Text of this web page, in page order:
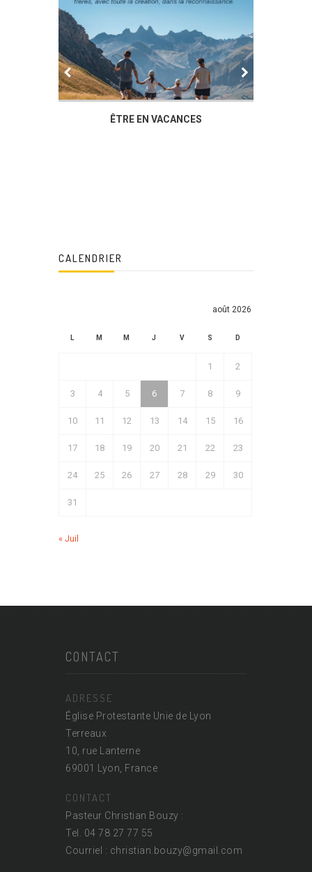
ÊTRE EN VACANCES
CALENDRIER
août 2026
L M M J V S D
1 2
3 4 5 6 7 8 9
10 11 12 13 14 15 16
17 18 19 20 21 22 23
24 25 26 27 28 29 30
31
« Juil
CONTACT
ADRESSE
Église Protestante Unie de Lyon
Terreaux
10, rue Lanterne
69001 Lyon, France
CONTACT
Pasteur Christian Bouzy :
Tel. 04 78 27 77 55
Courriel : christian.bouzy@gmail.com